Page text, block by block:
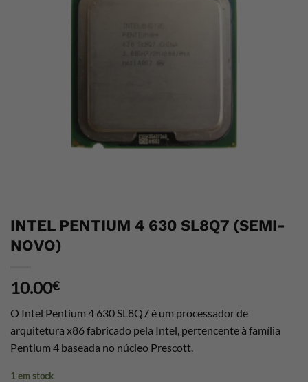
INTEL PENTIUM 4 630 SL8Q7 (SEMI-
NOVO)
10.00€
O Intel Pentium 4 630 SL8Q7 é um processador de
arquitetura x86 fabricado pela Intel, pertencente à família
Pentium 4 baseada no núcleo Prescott.
1 em stock